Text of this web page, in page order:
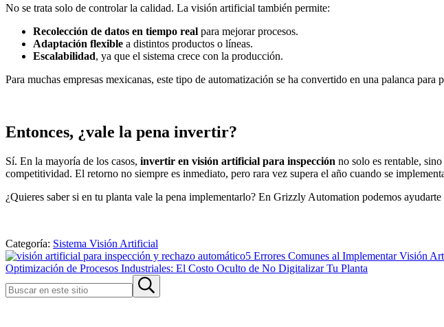
No se trata solo de controlar la calidad. La visión artificial también permite:
Recolección de datos en tiempo real para mejorar procesos.
Adaptación flexible a distintos productos o líneas.
Escalabilidad, ya que el sistema crece con la producción.
Para muchas empresas mexicanas, este tipo de automatización se ha convertido en una palanca
Entonces, ¿vale la pena invertir?
Sí. En la mayoría de los casos, invertir en visión artificial para inspección no solo es rentable,
competitividad. El retorno no siempre es inmediato, pero rara vez supera el año cuando se
¿Quieres saber si en tu planta vale la pena implementarlo? En Grizzly Automation podemos ayudarte
Categoría: Sistema Visión Artificial
Entrada
anterior:
5 Errores Comunes al Implementar Visión
Entrada
Optimización de Procesos Industriales: El Costo Oculto de No Digitalizar Tu Planta
Sidebar
en
Submit
search